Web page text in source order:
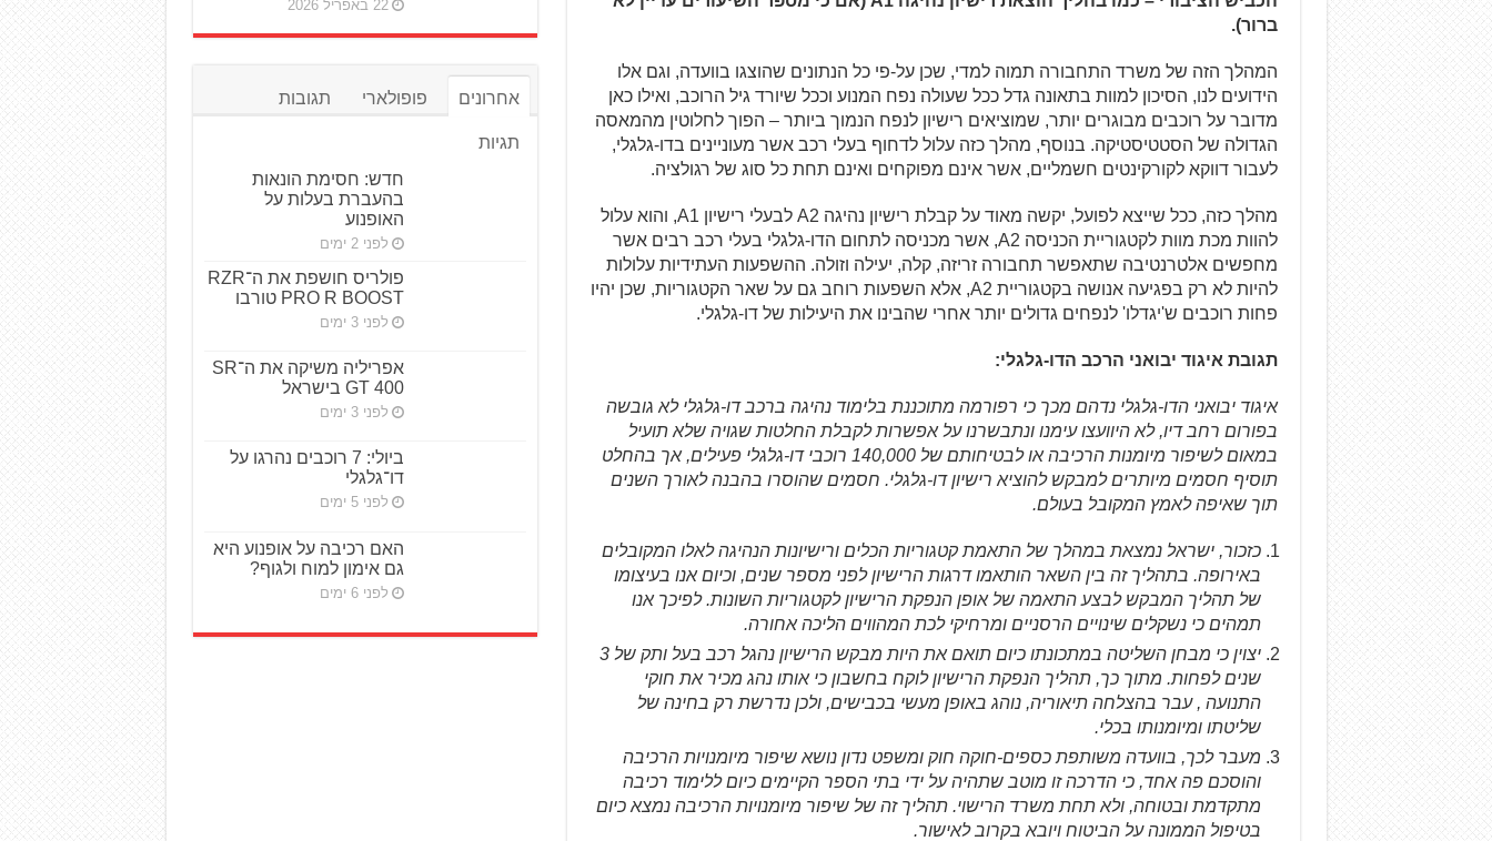
ברור).
המהלך הזה של משרד התחבורה תמוה למדי, שכן על-פי כל הנתונים שהוצגו בוועדה, וגם אלו
הידועים לנו, הסיכון למוות בתאונה גדל ככל שעולה נפח המנוע וככל שיורד גיל הרוכב, ואילו כאן
מדובר על רוכבים מבוגרים יותר, שמוציאים רישיון לנפח הנמוך ביותר – הפוך לחלוטין מהמאסה
הגדולה של הסטטיסטיקה. בנוסף, מהלך כזה עלול לדחוף בעלי רכב אשר מעוניינים בדו-גלגלי,
לעבור דווקא לקורקינטים חשמליים, אשר אינם מפוקחים ואינם תחת כל סוג של רגולציה.
מהלך כזה, ככל שייצא לפועל, יקשה מאוד על קבלת רישיון נהיגה A2 לבעלי רישיון A1, והוא עלול
להוות מכת מוות לקטגוריית הכניסה A2, אשר מכניסה לתחום הדו-גלגלי בעלי רכב רבים אשר
מחפשים אלטרנטיבה שתאפשר תחבורה זריזה, קלה, יעילה וזולה. ההשפעות העתידיות עלולות
להיות לא רק בפגיעה אנושה בקטגוריית A2, אלא השפעות רוחב גם על שאר הקטגוריות, שכן יהיו
פחות רוכבים ש'יגדלו' לנפחים גדולים יותר אחרי שהבינו את היעילות של דו-גלגלי.
תגובת איגוד יבואני הרכב הדו-גלגלי:
איגוד יבואני הדו-גלגלי נדהם מכך כי רפורמה מתוכננת בלימוד נהיגה ברכב דו-גלגלי לא גובשה
בפורום רחב דיו, לא היוועצו עימנו ונתבשרנו על אפשרות לקבלת החלטות שגויה שלא תועיל
במאום לשיפור מיומנות הרכיבה או לבטיחותם של 140,000 רוכבי דו-גלגלי פעילים, אך בהחלט
תוסיף חסמים מיותרים למבקש להוציא רישיון דו-גלגלי. חסמים שהוסרו בהבנה לאורך השנים
תוך שאיפה לאמץ המקובל בעולם.
כזכור, ישראל נמצאת במהלך של התאמת קטגוריות הכלים ורישיונות הנהיגה לאלו המקובלים
באירופה. בתהליך זה בין השאר הותאמו דרגות הרישיון לפני מספר שנים, וכיום אנו בעיצומו
של תהליך המבקש לבצע התאמה של אופן הנפקת הרישיון לקטגוריות השונות. לפיכך אנו
תמהים כי נשקלים שינויים הרסניים ומרחיקי לכת המהווים הליכה אחורה.
יצוין כי מבחן השליטה במתכונתו כיום תואם את היות מבקש הרישיון נהגל רכב בעל ותק של 3
שנים לפחות. מתוך כך, תהליך הנפקת הרישיון לוקח בחשבון כי אותו נהג מכיר את חוקי
התנועה , עבר בהצלחה תיאוריה, נוהג באופן מעשי בכבישים, ולכן נדרשת רק בחינה של
שליטתו ומיומנותו בכלי.
מעבר לכך, בוועדה משותפת כספים-חוקה חוק ומשפט נדון נושא שיפור מיומנויות הרכיבה
והוסכם פה אחד, כי הדרכה זו מוטב שתהיה על ידי בתי הספר הקיימים כיום ללימוד רכיבה
מתקדמת ובטוחה, ולא תחת משרד הרישוי. תהליך זה של שיפור מיומנויות הרכיבה נמצא כיום
בטיפול הממונה על הביטוח ויובא בקרוב לאישור.
22 באפריל 2026
אחרונים פופולארי תגובות
תגיות
חדש: חסימת הונאות
בהעברת בעלות על
האופנוע
לפני 2 ימים
פולריס חושפת את ה־RZR
PRO R BOOST טורבו
לפני 3 ימים
אפריליה משיקה את ה־SR
GT 400 בישראל
לפני 3 ימים
ביולי: 7 רוכבים נהרגו על
דו־גלגלי
לפני 5 ימים
האם רכיבה על אופנוע היא
גם אימון למוח ולגוף?
לפני 6 ימים